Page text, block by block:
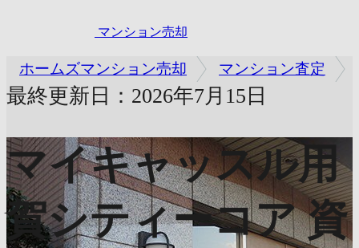
マンション売却
ホームズマンション売却 マンション査定
最終更新日：2026年7月15日
マイキャッスル用
賀シティーコア 資